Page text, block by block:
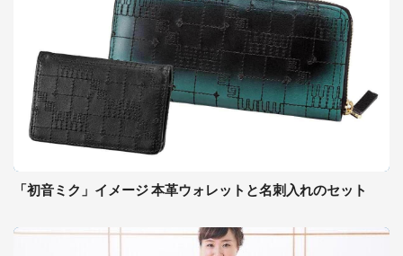
「初音ミク」イメージ 本革ウォレットと名刺入れのセット